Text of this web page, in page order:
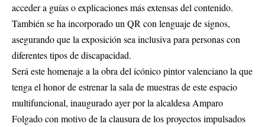
acceder a guías o explicaciones más extensas del contenido.
También se ha incorporado un QR con lenguaje de signos,
asegurando que la exposición sea inclusiva para personas con
diferentes tipos de discapacidad.
Será este homenaje a la obra del icónico pintor valenciano la que
tenga el honor de estrenar la sala de muestras de este espacio
multifuncional, inaugurado ayer por la alcaldesa Amparo
Folgado con motivo de la clausura de los proyectos impulsados